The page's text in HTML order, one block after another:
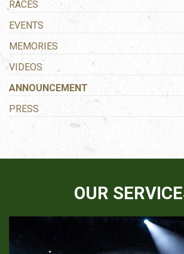
RACES
EVENTS
MEMORIES
VIDEOS
ANNOUNCEMENT
PRESS
OUR